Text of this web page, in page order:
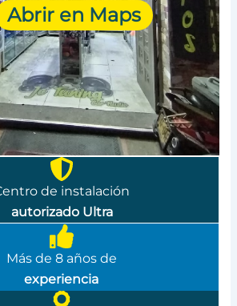
Abrir en Maps
de instalación
autorizado Ultra
Más de 8 años de
experiencia